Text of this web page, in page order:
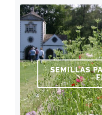
SEMILLAS